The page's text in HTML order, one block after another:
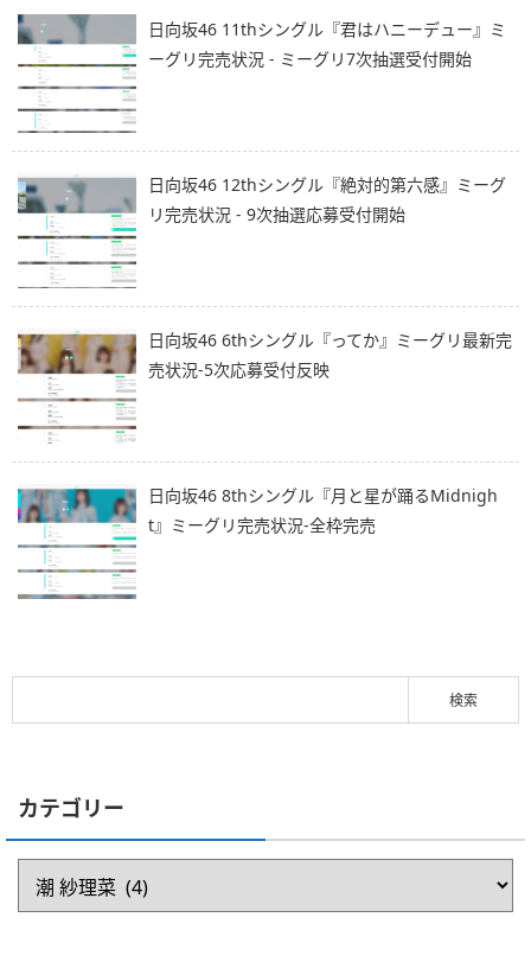
日向坂46 11thシングル『君はハニーデュー』ミ
ーグリ完売状況 - ミーグリ7次抽選受付開始
日向坂46 12thシングル『絶対的第六感』ミーグ
リ完売状況 - 9次抽選応募受付開始
日向坂46 6thシングル『ってか』ミーグリ最新完
売状況-5次応募受付反映
日向坂46 8thシングル『月と星が踊るMidnigh
t』ミーグリ完売状況-全枠完売
カテゴリー